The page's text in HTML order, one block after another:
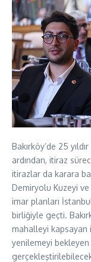
Bakırköy’de 25
ardından, itiraz
itirazlar da karara
Demiryolu Kuzeyi
imar planları
birliğiyle geçti.
mahalleyi kapsayan
yenilemeyi